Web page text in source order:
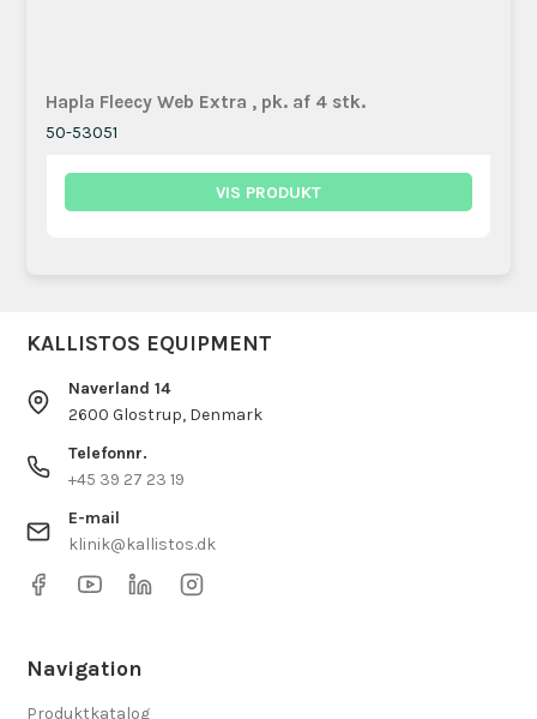
Hapla Fleecy Web Extra , pk. af 4 stk.
50-53051
VIS PRODUKT
KALLISTOS EQUIPMENT
Naverland 14
2600 Glostrup, Denmark
Telefonnr.
+45 39 27 23 19
E-mail
klinik@kallistos.dk
Navigation
Produktkatalog